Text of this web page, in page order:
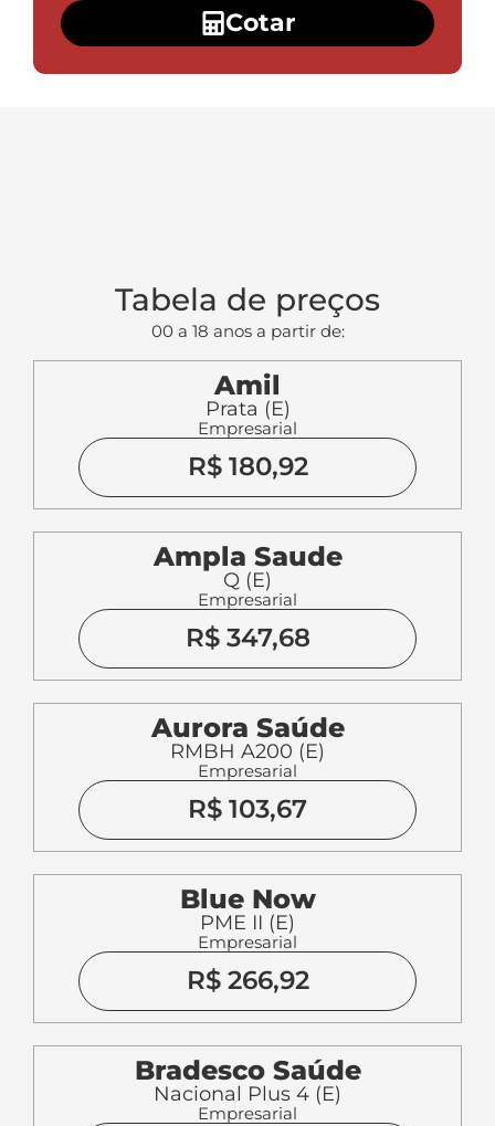
Cotar
Tabela de preços
00 a 18 anos a partir de:
Amil
Prata (E)
Empresarial
R$ 180,92
Ampla Saude
Q (E)
Empresarial
R$ 347,68
Aurora Saúde
RMBH A200 (E)
Empresarial
R$ 103,67
Blue Now
PME II (E)
Empresarial
R$ 266,92
Bradesco Saúde
Nacional Plus 4 (E)
Empresarial